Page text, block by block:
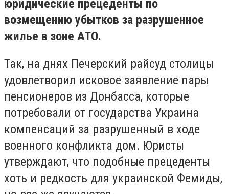
юридические прецеденты по
возмещению убытков за разрушенное
жилье в зоне АТО.
Так, на днях Печерский райсуд столицы
удовлетворил исковое заявление пары
пенсионеров из Донбасса, которые
потребовали от государства Украина
компенсаций за разрушенный в ходе
военного конфликта дом. Юристы
утверждают, что подобные прецеденты
хоть и редкость для украинской Фемиды,